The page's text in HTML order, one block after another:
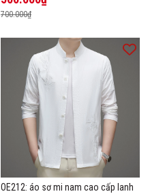
700.000₫
OE212: áo sơ mi nam cao cấp lanh